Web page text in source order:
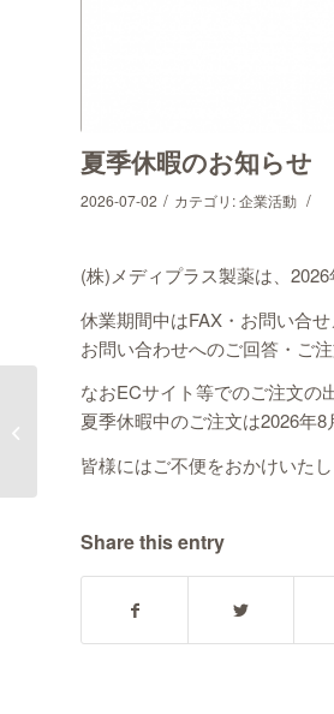
夏季休暇のお知らせ
2026-07-02 / カテゴリ:企業活動 /
(株)メディプラス製薬は、
休業期間中はFAX・お問い合
お問い合わせへのご回答・ご
なおECサイト等でのご注文の
夏季休暇中のご注文は2026年8
皆様にはご不便をおかけいた
Share this entry
ヴァラッキ教授がOGに